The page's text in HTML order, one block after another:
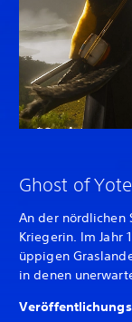
Ghost of
An der nördlichen
Kriegerin. Im Jahr
üppigen
in denen